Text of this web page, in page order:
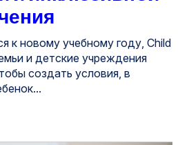
к новому учебному году, Child
и детские учреждения
создать условия, в